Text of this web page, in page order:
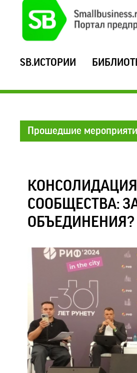
SB.ИСТОРИИ
Прошедшие
СООБЩЕСТВА:
ОБЪЕДИНЕНИЯ?